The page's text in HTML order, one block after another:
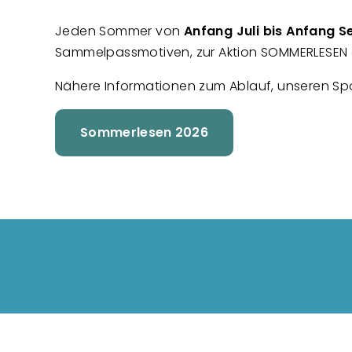
Jeden Sommer von Anfang Juli bis Anfang
Sammelpassmotiven, zur Aktion
Nähere Informationen zum Ablauf, unseren
Sommerlesen 2026